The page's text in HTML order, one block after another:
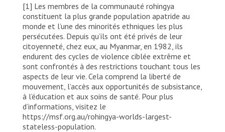
[1] Les membres de la communauté rohingya
constituent la plus grande population apatride au
monde et l’une des minorités ethniques les plus
persécutées. Depuis qu’ils ont été privés de leur
citoyenneté, chez eux, au Myanmar, en 1982, ils
endurent des cycles de violence ciblée extrême et
sont confrontés à des restrictions touchant tous les
aspects de leur vie. Cela comprend la liberté de
mouvement, l’accès aux opportunités de subsistance,
à l’éducation et aux soins de santé. Pour plus
d’informations, visitez le
https://msf.org.au/rohingya-worlds-largest-
stateless-population.